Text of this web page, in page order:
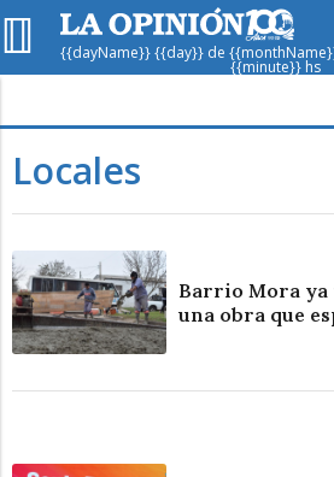
{{dayName}} {{day}} de
{{minute}} hs
Locales
Barrio Mora ya
una obra que